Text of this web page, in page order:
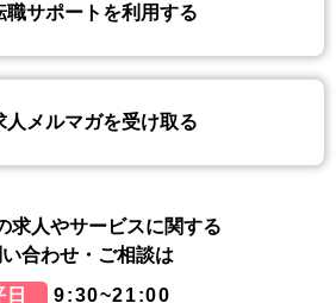
職サポートを利用する
人メルマガを受け取る
求人やサービスに関する
合わせ・ご相談は
日
9:30~21:00